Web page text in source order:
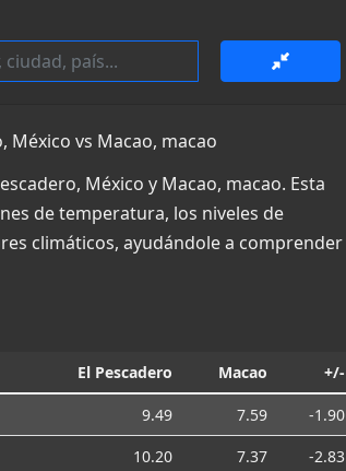
México vs Macao, macao
México y Macao, macao. Esta
de temperatura, los niveles de
climáticos, ayudándole a comprender
El Pescadero Macao +/-
9.49 7.59
-1.90
10.20 7.37
-2.83